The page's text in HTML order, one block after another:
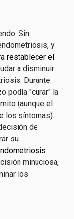
Sin
y
restablecer el
a disminuir
Durante
podía "curar" la
(aunque el
los síntomas).
de
su
minuciosa,
los